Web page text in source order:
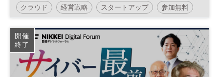
クラウド 経営戦略 スタートアップ 参加無料
日経メッセプレミアム・カンファレンス・シリーズ
開催
終了